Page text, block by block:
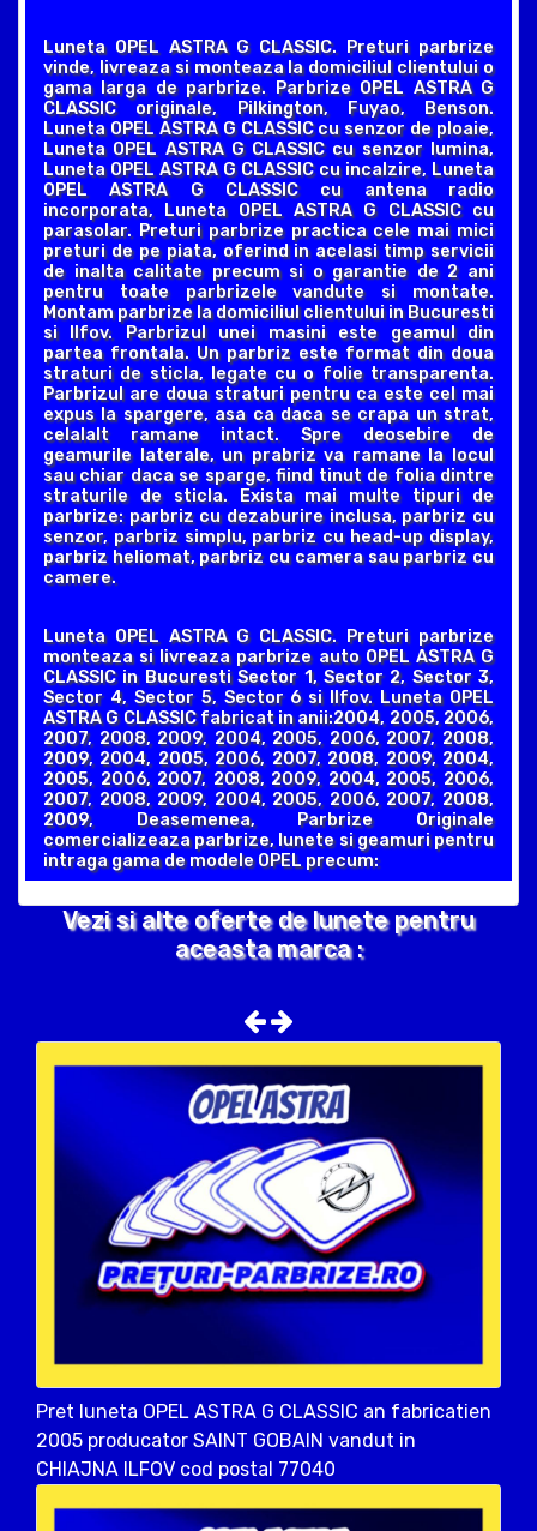
Luneta OPEL ASTRA G CLASSIC. Preturi parbrize
vinde, livreaza si monteaza la domiciliul clientului o
gama larga de parbrize. Parbrize OPEL ASTRA G
CLASSIC originale, Pilkington, Fuyao, Benson.
Luneta OPEL ASTRA G CLASSIC cu senzor de ploaie,
Luneta OPEL ASTRA G CLASSIC cu senzor lumina,
Luneta OPEL ASTRA G CLASSIC cu incalzire, Luneta
OPEL ASTRA G CLASSIC cu antena radio
incorporata, Luneta OPEL ASTRA G CLASSIC cu
parasolar. Preturi parbrize practica cele mai mici
preturi de pe piata, oferind in acelasi timp servicii
de inalta calitate precum si o garantie de 2 ani
pentru toate parbrizele vandute si montate.
Montam parbrize la domiciliul clientului in Bucuresti
si Ilfov. Parbrizul unei masini este geamul din
partea frontala. Un parbriz este format din doua
straturi de sticla, legate cu o folie transparenta.
Parbrizul are doua straturi pentru ca este cel mai
expus la spargere, asa ca daca se crapa un strat,
celalalt ramane intact. Spre deosebire de
geamurile laterale, un prabriz va ramane la locul
sau chiar daca se sparge, fiind tinut de folia dintre
straturile de sticla. Exista mai multe tipuri de
parbrize: parbriz cu dezaburire inclusa, parbriz cu
senzor, parbriz simplu, parbriz cu head-up display,
parbriz heliomat, parbriz cu camera sau parbriz cu
camere.
Luneta OPEL ASTRA G CLASSIC. Preturi parbrize
monteaza si livreaza parbrize auto OPEL ASTRA G
CLASSIC in Bucuresti Sector 1, Sector 2, Sector 3,
Sector 4, Sector 5, Sector 6 si Ilfov. Luneta OPEL
ASTRA G CLASSIC fabricat in anii:2004, 2005, 2006,
2007, 2008, 2009, 2004, 2005, 2006, 2007, 2008,
2009, 2004, 2005, 2006, 2007, 2008, 2009, 2004,
2005, 2006, 2007, 2008, 2009, 2004, 2005, 2006,
2007, 2008, 2009, 2004, 2005, 2006, 2007, 2008,
2009, Deasemenea, Parbrize Originale
comercializeaza parbrize, lunete si geamuri pentru
intraga gama de modele OPEL precum:
Vezi si alte oferte de lunete pentru
aceasta marca :
Pret luneta OPEL ASTRA G CLASSIC an fabricatien
2005 producator SAINT GOBAIN vandut in
CHIAJNA ILFOV cod postal 77040